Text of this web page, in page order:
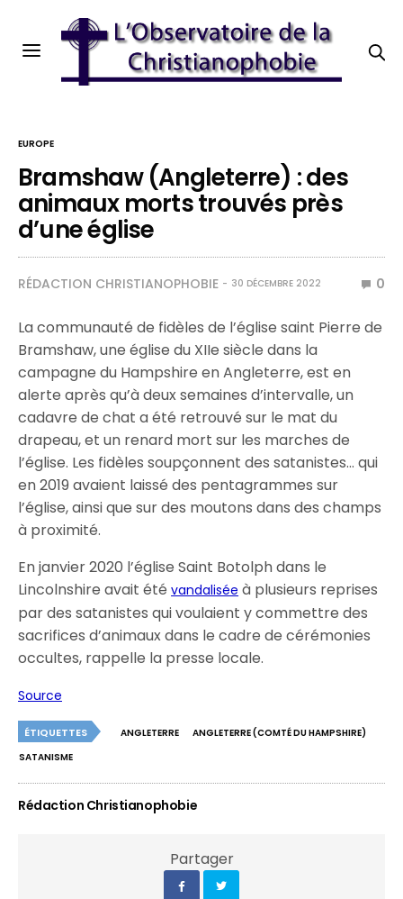
EUROPE
Bramshaw (Angleterre) : des
animaux morts trouvés près
d’une église
RÉDACTION CHRISTIANOPHOBIE 30 DÉCEMBRE 2022 0
La communauté de fidèles de l’église saint Pierre de
Bramshaw, une église du XIIe siècle dans la
campagne du Hampshire en Angleterre, est en
alerte après qu’à deux semaines d’intervalle, un
cadavre de chat a été retrouvé sur le mat du
drapeau, et un renard mort sur les marches de
l’église. Les fidèles soupçonnent des satanistes… qui
en 2019 avaient laissé des pentagrammes sur
l’église, ainsi que sur des moutons dans des champs
à proximité.
En janvier 2020 l’église Saint Botolph dans le
Lincolnshire avait étévandalisée à plusieurs reprises
par des satanistes qui voulaient y commettre des
sacrifices d’animaux dans le cadre de cérémonies
occultes, rappelle la presse locale.
Source
ÉTIQUETTES ANGLETERRE
ANGLETERRE (COMTÉ DU HAMPSHIRE)
SATANISME
Rédaction Christianophobie
Partager